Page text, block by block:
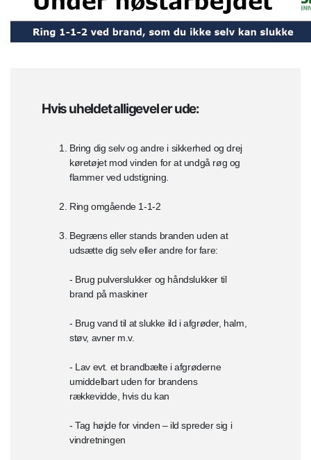
Hvis uheldet alligevel er ude:
Bring dig selv og andre i sikkerhed og drej
køretøjet mod vinden for at undgå røg og
flammer ved udstigning.
Ring omgående 1-1-2
Begræns eller stands branden uden at
udsætte dig selv eller andre for fare:
- Brug pulverslukker og håndslukker til
brand på maskiner
- Brug vand til at slukke ild i afgrøder, halm,
støv, avner m.v.
- Lav evt. et brandbælte i afgrøderne
umiddelbart uden for brandens
rækkevidde, hvis du kan
- Tag højde for vinden – ild spreder sig i
vindretningen